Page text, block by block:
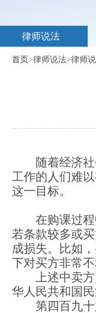
律师说法
首页>律师说法>律师
随着经济
工作的人们难
这一目标。
在购课过
若条款较多或
成损失。比如
下对买方非常
上述中卖
华人民共和国
第四百九